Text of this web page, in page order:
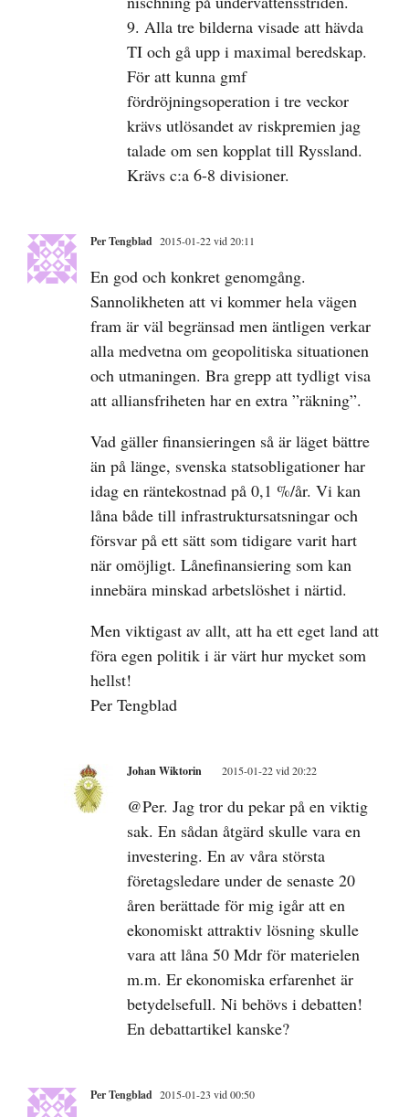
9. Alla tre bilderna visade att hävda
TI och gå upp i maximal beredskap.
För att kunna gmf
fördröjningsoperation i tre veckor
krävs utlösandet av riskpremien jag
talade om sen kopplat till Ryssland.
Krävs c:a 6-8 divisioner.
Per Tengblad 2015-01-22 vid 20:11
En god och konkret genomgång.
Sannolikheten att vi kommer hela vägen
fram är väl begränsad men äntligen verkar
alla medvetna om geopolitiska situationen
och utmaningen. Bra grepp att tydligt visa
att alliansfriheten har en extra ”räkning”.
Vad gäller finansieringen så är läget bättre
än på länge, svenska statsobligationer har
idag en räntekostnad på 0,1 %/år. Vi kan
låna både till infrastruktursatsningar och
försvar på ett sätt som tidigare varit hart
när omöjligt. Lånefinansiering som kan
innebära minskad arbetslöshet i närtid.
Men viktigast av allt, att ha ett eget land att
föra egen politik i är värt hur mycket som
hellst!
Per Tengblad
Johan Wiktorin 2015-01-22 vid 20:22
@Per. Jag tror du pekar på en viktig
sak. En sådan åtgärd skulle vara en
investering. En av våra största
företagsledare under de senaste 20
åren berättade för mig igår att en
ekonomiskt attraktiv lösning skulle
vara att låna 50 Mdr för materielen
m.m. Er ekonomiska erfarenhet är
betydelsefull. Ni behövs i debatten!
En debattartikel kanske?
Per Tengblad 2015-01-23 vid 00:50